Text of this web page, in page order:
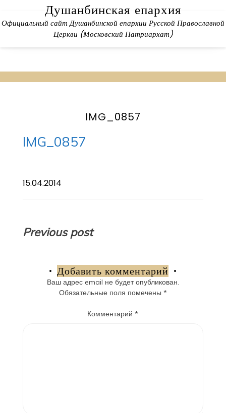
content
Душанбинская епархия
Официальный сайт Душанбинской епархии Русской Православной
Церкви (Московский Патриархат)
IMG_0857
IMG_0857
15.04.2014
Навигация
записям
Previous post
Добавить комментарий
Ваш адрес email не будет опубликован.
Обязательные поля помечены *
Комментарий*